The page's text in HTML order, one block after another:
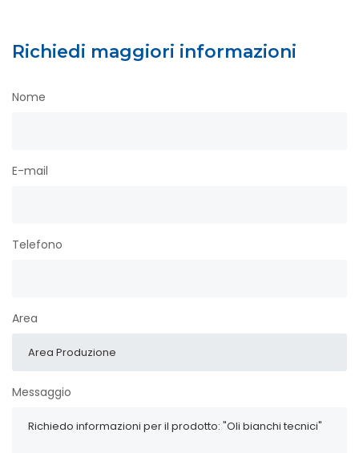
Richiedi maggiori informazioni
Nome
E-mail
Telefono
Area
Messaggio